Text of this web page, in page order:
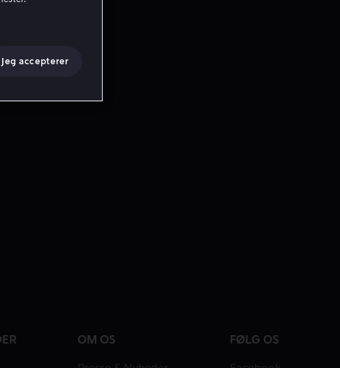
OM OS FØLG OS
Jeg accepterer